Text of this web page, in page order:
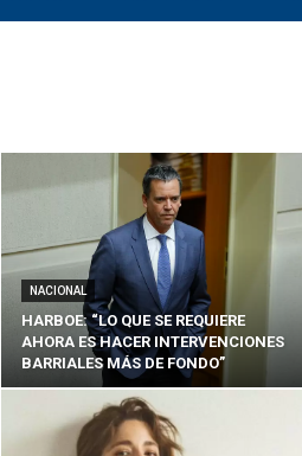
Nación
NACIONAL
HARBOE: “LO QUE SE REQUIERE
AHORA ES HACER INTERVENCIONES
BARRIALES MÁS DE FONDO”